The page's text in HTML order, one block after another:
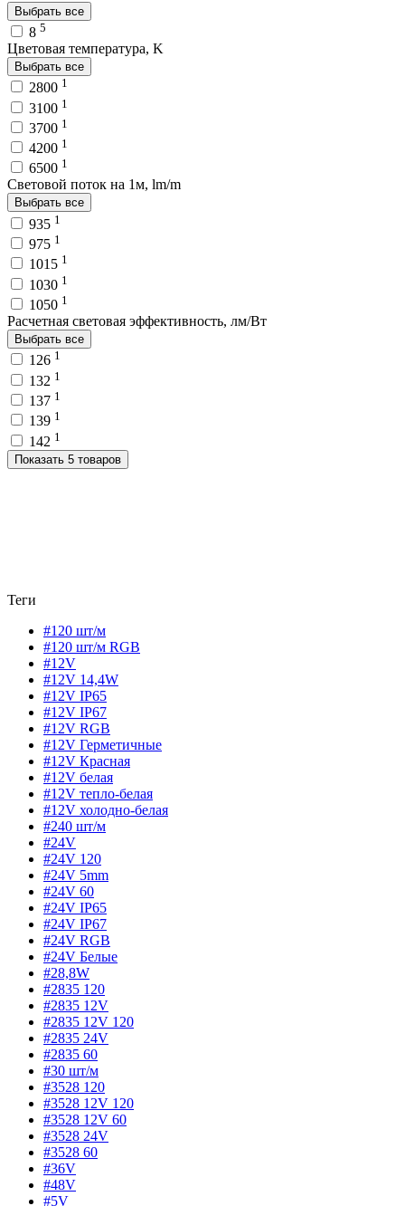
Выбрать все
8 5
Цветовая температура, K
Выбрать все
2800 1
3100 1
3700 1
4200 1
6500 1
Световой поток на 1м, lm/m
Выбрать все
935 1
975 1
1015 1
1030 1
1050 1
Расчетная световая эффективность, лм/Вт
Выбрать все
126 1
132 1
137 1
139 1
142 1
Показать 5 товаров
Теги
#120 шт/м
#120 шт/м RGB
#12V
#12V 14,4W
#12V IP65
#12V IP67
#12V RGB
#12V Герметичные
#12V Красная
#12V белая
#12V тепло-белая
#12V холодно-белая
#240 шт/м
#24V
#24V 120
#24V 5mm
#24V 60
#24V IP65
#24V IP67
#24V RGB
#24V Белые
#28,8W
#2835 120
#2835 12V
#2835 12V 120
#2835 24V
#2835 60
#30 шт/м
#3528 120
#3528 12V 120
#3528 12V 60
#3528 24V
#3528 60
#36V
#48V
#5V